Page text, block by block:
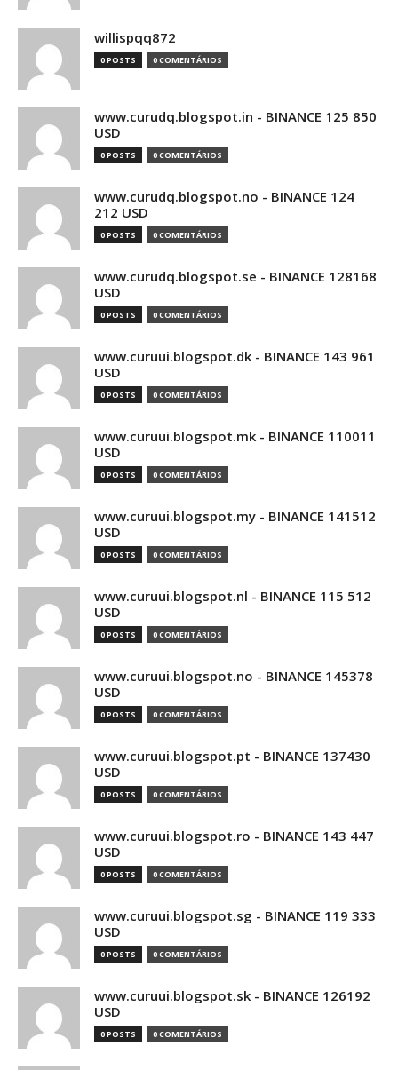
willispqq872
0 POSTS 0 COMENTÁRIOS
www.curudq.blogspot.in - BINANCE 125 850
USD
0 POSTS 0 COMENTÁRIOS
www.curudq.blogspot.no - BINANCE 124
212 USD
0 POSTS 0 COMENTÁRIOS
www.curudq.blogspot.se - BINANCE 128168
USD
0 POSTS 0 COMENTÁRIOS
www.curuui.blogspot.dk - BINANCE 143 961
USD
0 POSTS 0 COMENTÁRIOS
www.curuui.blogspot.mk - BINANCE 110011
USD
0 POSTS 0 COMENTÁRIOS
www.curuui.blogspot.my - BINANCE 141512
USD
0 POSTS 0 COMENTÁRIOS
www.curuui.blogspot.nl - BINANCE 115 512
USD
0 POSTS 0 COMENTÁRIOS
www.curuui.blogspot.no - BINANCE 145378
USD
0 POSTS 0 COMENTÁRIOS
www.curuui.blogspot.pt - BINANCE 137430
USD
0 POSTS 0 COMENTÁRIOS
www.curuui.blogspot.ro - BINANCE 143 447
USD
0 POSTS 0 COMENTÁRIOS
www.curuui.blogspot.sg - BINANCE 119 333
USD
0 POSTS 0 COMENTÁRIOS
www.curuui.blogspot.sk - BINANCE 126192
USD
0 POSTS 0 COMENTÁRIOS